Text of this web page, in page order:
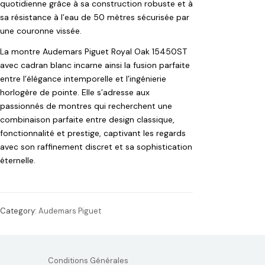
quotidienne grâce à sa construction robuste et à
sa résistance à l’eau de 50 mètres sécurisée par
une couronne vissée.
La montre Audemars Piguet Royal Oak 15450ST
avec cadran blanc incarne ainsi la fusion parfaite
entre l’élégance intemporelle et l’ingénierie
horlogère de pointe. Elle s’adresse aux
passionnés de montres qui recherchent une
combinaison parfaite entre design classique,
fonctionnalité et prestige, captivant les regards
avec son raffinement discret et sa sophistication
éternelle.
Category: Audemars Piguet
Conditions Générales